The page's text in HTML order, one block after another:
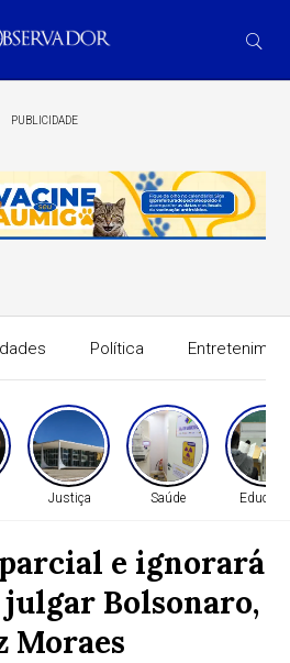
PUBLICIDADE
Política
Justiça Saúde
e ignorará
julgar Bolsonaro,
Moraes